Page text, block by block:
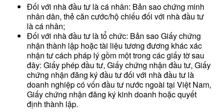
Đối với nhà đầu tư là cá nhân: Bản sao chứng minh
nhân dân, thẻ căn cước/hộ chiếu đối với nhà đầu tư
là cá nhân;
Đối với nhà đầu tư là tổ chức: Bản sao Giấy chứng
nhận thành lập hoặc tài liệu tương đương khác xác
nhận tư cách pháp lý gồm một trong các giấy tờ sau
đây: Giấy phép đầu tư, Giấy chứng nhận đầu tư, Giấy
chứng nhận đăng ký đầu tư đối với nhà đầu tư là
doanh nghiệp có vốn đầu tư nước ngoài tại Việt Nam,
Giấy chứng nhận đăng ký kinh doanh hoặc quyết
định thành lập.